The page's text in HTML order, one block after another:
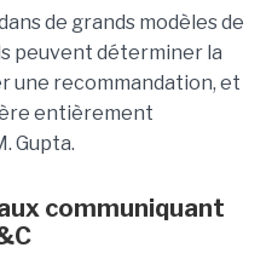
de grands modèles de
peuvent déterminer la
une recommandation, et
entièrement
Gupta.
communiquant